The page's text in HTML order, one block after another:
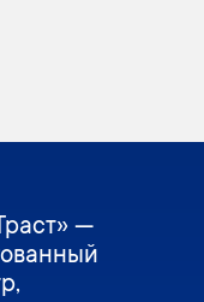
—